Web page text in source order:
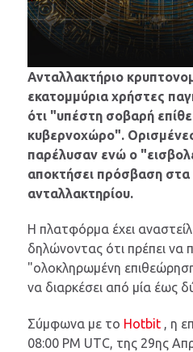
Ανταλλακτήριο
εκατομμύρια χρήστες
ότι "υπέστη σοβαρή
κυβερνοχώρο".
παρέλυσαν ενώ ο
αποκτήσει πρόσβαση
ανταλλακτηρίου.
Η πλατφόρμα έχει
δηλώνοντας ότι πρέπει να
"ολοκληρωμένη
να διαρκέσει από μία έως
Σύμφωνα με το Hotbit , η
08:00 PM UTC, της 29ης